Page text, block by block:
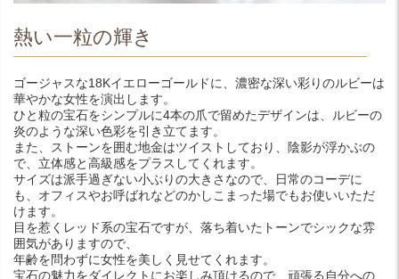
熱い一粒の輝き
ゴージャスな18Kイエローゴールドに、濃密な深い彩りのルビーは
華やかな女性を演出します。
ひと粒の宝石をシンプルに4本の爪で留めたデザインは、ルビーの
炎のような深い色彩を引き立てます。
また、ストーンを囲む地金はツイストしており、陰影が浮かぶの
で、立体感と高級感をプラスしてくれます。
サイズは派手過ぎない小ぶりの大きさなので、日常のコーデに
も、オフィスやお呼ばれなどのかしこまった場でもお使いいただ
けます。
目を惹くレッド系の宝石ですが、落ち着いたトーンでシックな雰
囲気がありますので、
年齢を問わずに女性を美しく見せてくれます。
宝石の魅力をダイレクトにお楽しみ頂けるので、頑張る自分への